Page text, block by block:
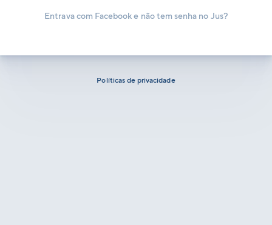
Entrava com Facebook e não tem senha no Jus?
Políticas de privacidade